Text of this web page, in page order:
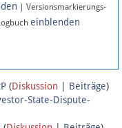
| Versionsmarkierungs-
einblenden
(Diskussion Beiträge)
State-Dispute-